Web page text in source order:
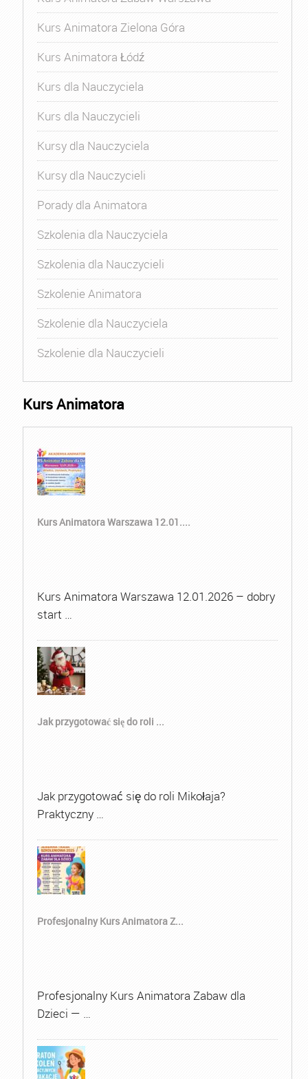
Kurs Animatora Zielona Góra
Kurs Animatora Łódź
Kurs dla Nauczyciela
Kurs dla Nauczycieli
Kursy dla Nauczyciela
Kursy dla Nauczycieli
Porady dla Animatora
Szkolenia dla Nauczyciela
Szkolenia dla Nauczycieli
Szkolenie Animatora
Szkolenie dla Nauczyciela
Szkolenie dla Nauczycieli
Kurs Animatora
Kurs Animatora Warszawa 12.01....
Kurs Animatora Warszawa 12.01.2026 – dobry
start …
Jak przygotować się do roli ...
Jak przygotować się do roli Mikołaja?
Praktyczny …
Profesjonalny Kurs Animatora Z...
Profesjonalny Kurs Animatora Zabaw dla
Dzieci — …